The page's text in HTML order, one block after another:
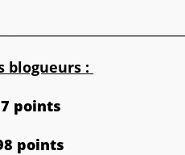
blogueurs :
points
points